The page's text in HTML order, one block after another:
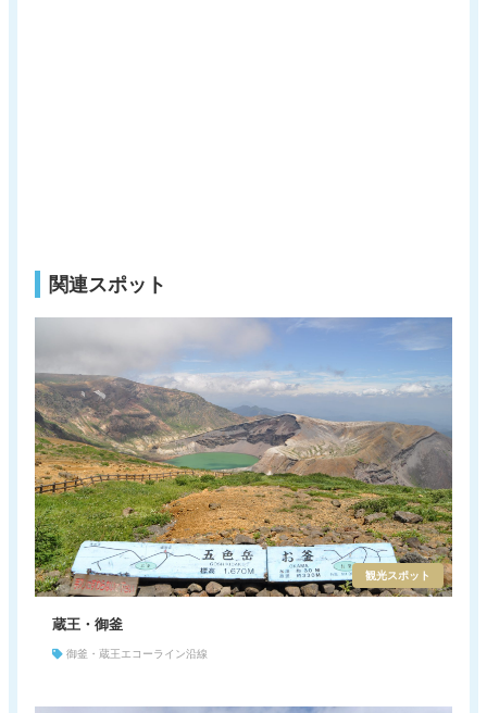
関連スポット
観光スポット
蔵王・御釜
御釜・蔵王エコーライン沿線